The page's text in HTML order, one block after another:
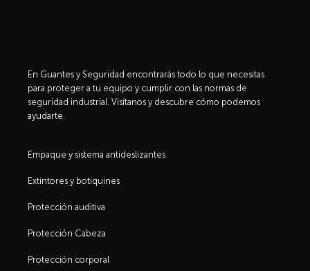
En Guantes y Seguridad encontrarás todo lo que necesitas
para proteger a tu equipo y cumplir con las normas de
seguridad industrial. Visítanos y descubre cómo podemos
ayudarte.
Empaque y sistema antideslizantes
Extintores y botiquines
Protección auditiva
Protección Cabeza
Protección corporal